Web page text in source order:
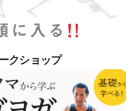
クショップ